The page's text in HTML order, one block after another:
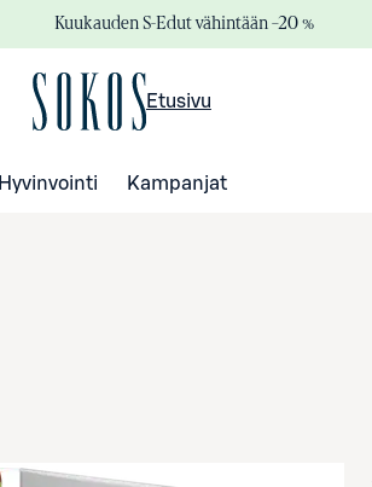
Kuukauden S-Edut vähintään –20 %
Etusivu
Hyvinvointi Kampanjat